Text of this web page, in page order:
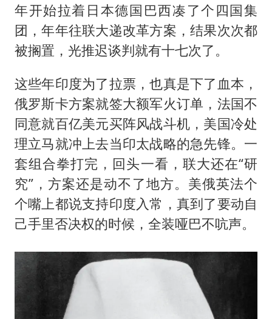
年开始拉着日本德国巴西凑了个四国集
团，年年往联大递改革方案，结果次次都
被搁置，光推迟谈判就有十七次了。
这些年印度为了拉票，也真是下了血本，
俄罗斯卡方案就签大额军火订单，法国不
同意就百亿美元买阵风战斗机，美国冷处
理立马就冲上去当印太战略的急先锋。一
套组合拳打完，回头一看，联大还在“研
究”，方案还是动不了地方。美俄英法个
个嘴上都说支持印度入常，真到了要动自
己手里否决权的时候，全装哑巴不吭声。